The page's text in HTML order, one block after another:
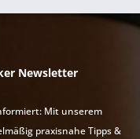
Newsletter
Mit unserem
praxisnahe Tipps &